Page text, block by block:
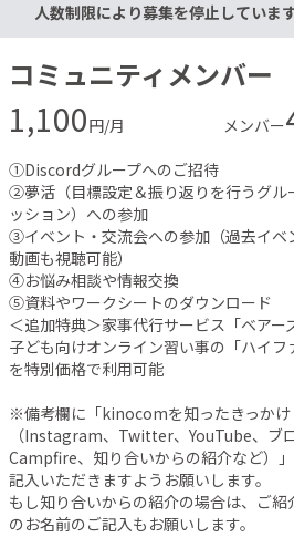
人数制限により募集を停止しています
コミュニティメンバー
1,100円/月 メンバー
①Discordグループへのご招待
②夢活（目標設定＆振り返りを行うグル
ッション）への参加
③イベント・交流会への参加（過去イベ
動画も視聴可能）
④お悩み相談や情報交換
⑤資料やワークシートのダウンロード
＜追加特典＞家事代行サービス「ベアー
子ども向けオンライン習い事の「ハイフ
を特別価格で利用可能
※備考欄に「kinocomを知ったきっかけ
（Instagram、Twitter、YouTube、ブロ
Campfire、知り合いからの紹介など）
記入いただきますようお願いします。
もし知り合いからの紹介の場合は、ご紹
のお名前のご記入もお願いします。